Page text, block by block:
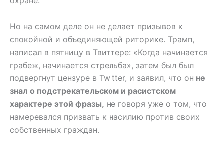
Но на самом деле он не делает призывов к
спокойной и объединяющей риторике. Трамп,
написал в пятницу в Твиттере: «Когда начинается
грабеж, начинается стрельба», затем был был
подвергнут цензуре в Twitter, и заявил, что он не
знал о подстрекательском и расистском
характере этой фразы, не говоря уже о том, что
намеревался призвать к насилию против своих
собственных граждан.